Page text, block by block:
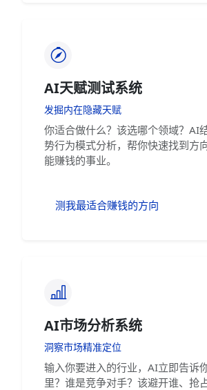
AI天赋测试系统
发掘内在隐藏天赋
你适合做什么？该选哪个领域？AI
势行为模式分析，帮你快速找到方
能赚钱的事业。
测我最适合赚钱的方向
AI市场分析系统
洞察市场精准定位
输入你要进入的行业，AI立即告诉
里？谁是竞争对手？该避开谁、抢